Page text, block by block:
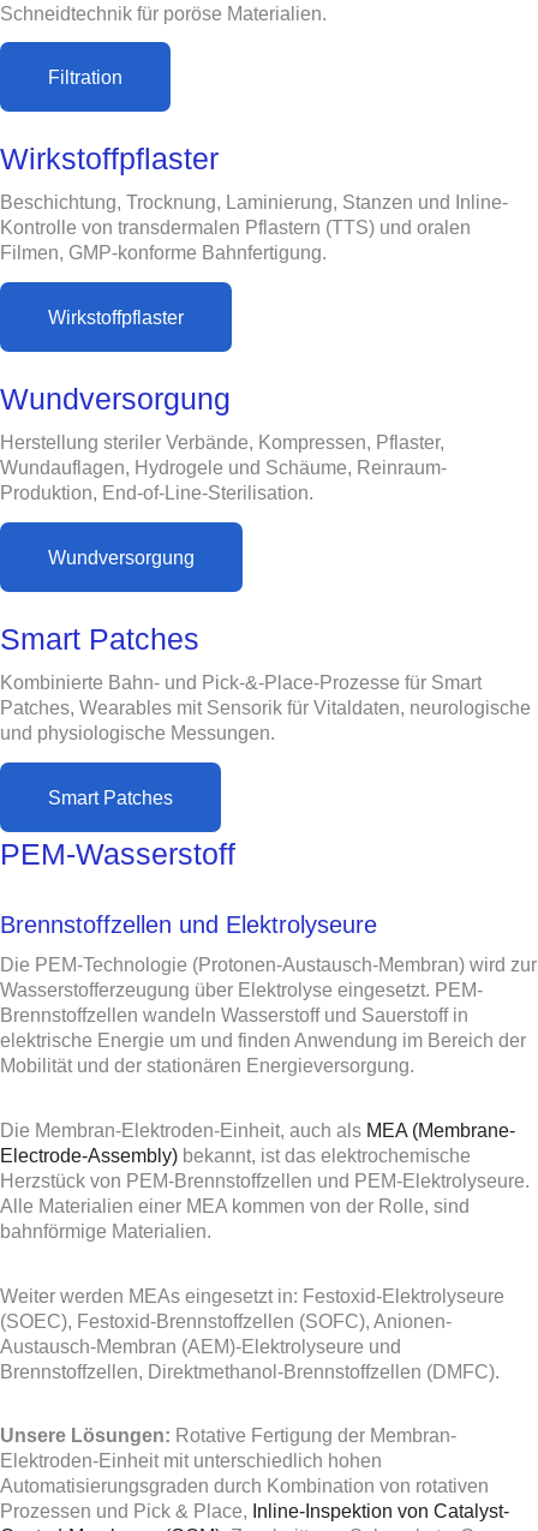
Schneidtechnik für poröse Materialien.
Filtration
Wirkstoffpflaster
Beschichtung, Trocknung, Laminierung, Stanzen und Inline-
Kontrolle von transdermalen Pflastern (TTS) und oralen
Filmen, GMP-konforme Bahnfertigung.
Wirkstoffpflaster
Wundversorgung
Herstellung steriler Verbände, Kompressen, Pflaster,
Wundauflagen, Hydrogele und Schäume, Reinraum-
Produktion, End-of-Line-Sterilisation.
Wundversorgung
Smart Patches
Kombinierte Bahn- und Pick-&-Place-Prozesse für Smart
Patches, Wearables mit Sensorik für Vitaldaten, neurologische
und physiologische Messungen.
Smart Patches
PEM-Wasserstoff
Brennstoffzellen und Elektrolyseure
Die PEM-Technologie (Protonen-Austausch-Membran) wird zur
Wasserstofferzeugung über Elektrolyse eingesetzt. PEM-
Brennstoffzellen wandeln Wasserstoff und Sauerstoff in
elektrische Energie um und finden Anwendung im Bereich der
Mobilität und der stationären Energieversorgung.
Die Membran-Elektroden-Einheit, auch als MEA (Membrane-
Electrode-Assembly) bekannt, ist das elektrochemische
Herzstück von PEM-Brennstoffzellen und PEM-Elektrolyseure.
Alle Materialien einer MEA kommen von der Rolle, sind
bahnförmige Materialien.
Weiter werden MEAs eingesetzt in: Festoxid-Elektrolyseure
(SOEC), Festoxid-Brennstoffzellen (SOFC), Anionen-
Austausch-Membran (AEM)-Elektrolyseure und
Brennstoffzellen, Direktmethanol-Brennstoffzellen (DMFC).
Unsere Lösungen: Rotative Fertigung der Membran-
Elektroden-Einheit mit unterschiedlich hohen
Automatisierungsgraden durch Kombination von rotativen
Prozessen und Pick & Place, Inline-Inspektion von Catalyst-